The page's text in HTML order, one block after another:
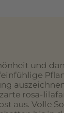
und
rosa-
aus. Volle